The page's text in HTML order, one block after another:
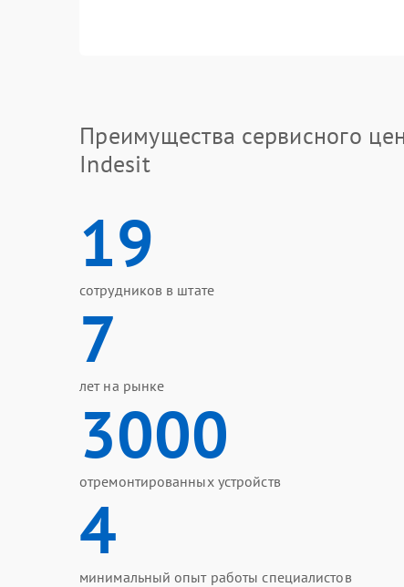
Преимущества сервисного
Indesit
19
сотрудников в штате
7
лет на рынке
3000
отремонтированных устройств
4
минимальный опыт работы специалистов